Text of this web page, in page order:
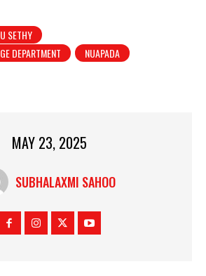
SETHY
DEPARTMENT
NUAPADA
MAY 23, 2025
SUBHALAXMI SAHOO